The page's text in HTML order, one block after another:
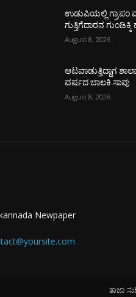
ಉಡುಪಿಯಲ್ಲಿ ಗ್ರಾಪಂ
ಗುತ್ತಿಗೆದಾರನ ಗುಂಡಿಕ್ಕಿ
August 8, 2026
ಆಟವಾಡುತ್ತಿದ್ದಾಗ
ವರ್ಷದ ಬಾಲಕಿ ಸಾವು
August 8, 2026
Newpaper
ತಾಜಾ